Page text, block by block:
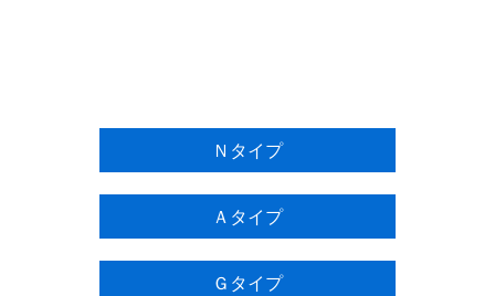
Ｎタイプ
Ａタイプ
Ｇタイプ